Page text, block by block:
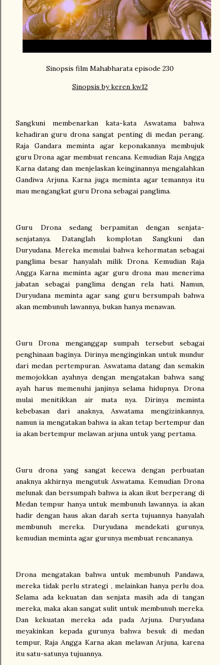
Sinopsis film Mahabharata episode 230
Sinopsis by keren kw12
Sangkuni membenarkan kata-kata Aswatama bahwa
kehadiran guru drona sangat penting di medan perang.
Raja Gandara meminta agar keponakannya membujuk
guru Drona agar membuat rencana. Kemudian Raja Angga
Karna datang dan menjelaskan keinginannya mengalahkan
Gandiwa Arjuna. Karna juga meminta agar temannya itu
mau mengangkat guru Drona sebagai panglima.
Guru Drona sedang berpamitan dengan senjata-
senjatanya. Datanglah komplotan Sangkuni dan
Duryudana. Mereka memulai bahwa kehormatan sebagai
panglima besar hanyalah milik Drona. Kemudian Raja
Angga Karna meminta agar guru drona mau menerima
jabatan sebagai panglima dengan rela hati. Namun,
Duryudana meminta agar sang guru bersumpah bahwa
akan membunuh lawannya, bukan hanya menawan.
Guru Drona menganggap sumpah tersebut sebagai
penghinaan baginya. Dirinya menginginkan untuk mundur
dari medan pertempuran. Aswatama datang dan semakin
memojokkan ayahnya dengan mengatakan bahwa sang
ayah harus memenuhi janjinya selama hidupnya. Drona
mulai menitikkan air mata nya. Dirinya meminta
kebebasan dari anaknya, Aswatama mengizinkannya,
namun ia mengatakan bahwa ia akan tetap bertempur dan
ia akan bertempur melawan arjuna untuk yang pertama.
Guru drona yang sangat kecewa dengan perbuatan
anaknya akhirnya mengutuk Aswatama. Kemudian Drona
melunak dan bersumpah bahwa ia akan ikut berperang di
Medan tempur hanya untuk membunuh lawannya. ia akan
hadir dengan haus akan darah serta tujuannya hanyalah
membunuh mereka. Duryudana mendekati gurunya,
kemudian meminta agar gurunya membuat rencananya.
Drona mengatakan bahwa untuk membunuh Pandawa,
mereka tidak perlu strategi , melainkan hanya perlu doa.
Selama ada kekuatan dan senjata masih ada di tangan
mereka, maka akan sangat sulit untuk membunuh mereka.
Dan kekuatan mereka ada pada Arjuna. Duryudana
meyakinkan kepada gurunya bahwa besuk di medan
tempur, Raja Angga Karna akan melawan Arjuna, karena
itu satu-satunya tujuannya.